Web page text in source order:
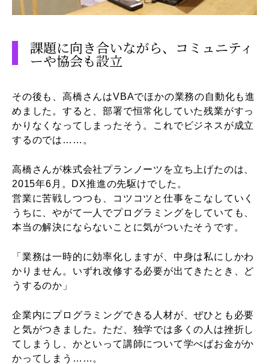
課題に向き合いながら、コミュニティ
ーや協会も設立
その後も、高橋さんはVBAでほかの業務の自動化も進
めました。すると、部署で恒常化していた残業がすっ
かりなくなってしまったそう。これでビジネスが成立
するのでは……。
高橋さんが株式会社プランノーツを立ち上げたのは、
2015年6月。DX推進の先駆けでした。
営業に苦戦しつつも、コツコツと仕事をこなしていく
うちに、やがて一人でプログラミングをしていても、
本当の解決にならないことに気がついたそうです。
「業務は一時的に効率化しますが、中身は私にしかわ
かりません。いずれ改修する必要が出てきたとき、ど
うするのか」
企業内にプログラミングできる人材が、ぜひとも必要
と気がつきました。ただ、独学では多くの人は挫折し
てしまうし、かといって講師について学べばお金がか
かってしまう……。